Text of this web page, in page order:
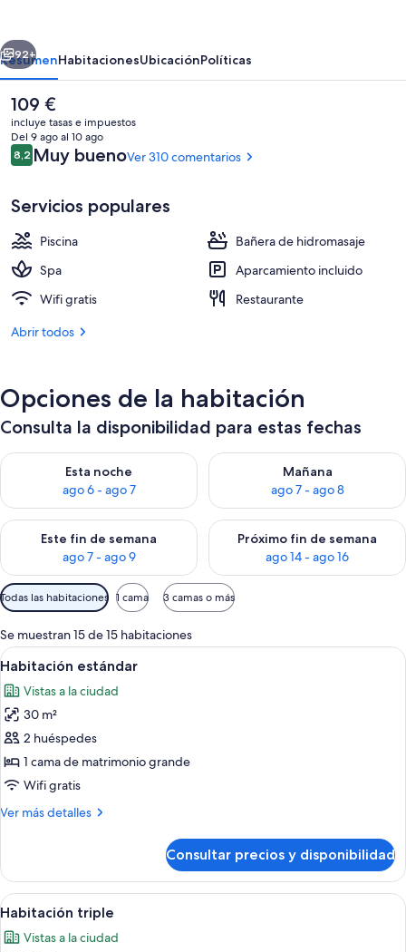
by
Meliá
Spa
Siguiente
92+
ResumenHabitacionesUbicaciónPolíticas
El
precio
actual
es
de
109 €
incluye tasas e impuestos
Del 9 ago al 10 ago
Comentarios
8,28,2 de 10
Muy buenoVer 310 comentarios
Servicios populares
Piscina
Bañera de hidromasaje
Spa
Aparcamiento incluido
Wifi gratis
Restaurante
Abrir todos
Opciones de la habitación
Consulta la disponibilidad para estas fechas
Esta noche
ago 6 - ago 7
Consulta la disponibilidad para esta noche, ago 6 - ago 7
Mañana
ago 7 - ago 8
Consulta la disponibilidad
Este fin de semana
ago 7 - ago 9
Consulta la disponibilidad para este fin de semana, ago 7 -
Próximo fin de semana
ago 14 - ago 16
Consulta la disponibilidad
Filtros
disponibles
para
las
habitaciones
Todas las habitaciones 1 cama 3 camas o más
Se muestran 15 de 15 habitaciones
Abrir
todas
las
fotos
de
Habitación
estándar
Una habitación de hotel con una
5
Habitación estándar
Vistas a la ciudad
30 m²
2 huéspedes
1 cama de matrimonio grande
Wifi gratis
Ver más detalles
Más
estándar
Consultar precios y disponibilidad
Abrir
todas
las
Habitación de hotel con televisión,
4
Habitación triple
Vistas a la ciudad